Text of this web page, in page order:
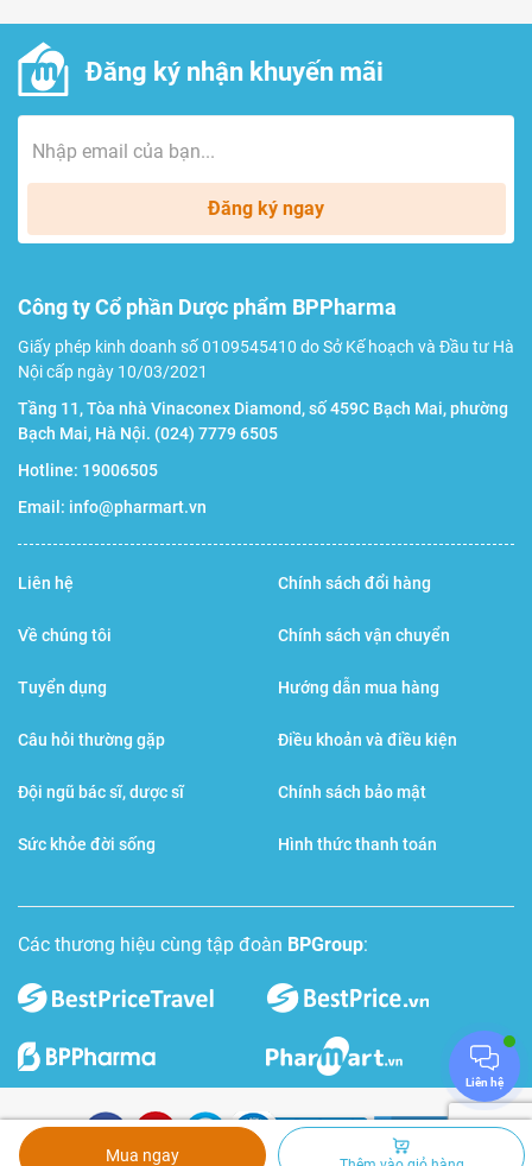
Mua ngay
Đăng ký nhận khuyến mãi
Đăng ký ngay
Công ty Cổ phần Dược phẩm BPPharma
Giấy phép kinh doanh số 0109545410 do Sở Kế hoạch và Đầu tư Hà
Nội cấp ngày 10/03/2021
Tầng 11, Tòa nhà Vinaconex Diamond, số 459C Bạch Mai, phường
Bạch Mai, Hà Nội. (024) 7779 6505
Hotline: 19006505
Email: info@pharmart.vn
Liên hệ
Về chúng tôi
Tuyển dụng
Câu hỏi thường gặp
Đội ngũ bác sĩ, dược sĩ
Sức khỏe đời sống
Chính sách đổi hàng
Chính sách vận chuyển
Hướng dẫn mua hàng
Điều khoản và điều kiện
Chính sách bảo mật
Hình thức thanh toán
Các thương hiệu cùng tập đoàn BPGroup:
Liên hệ